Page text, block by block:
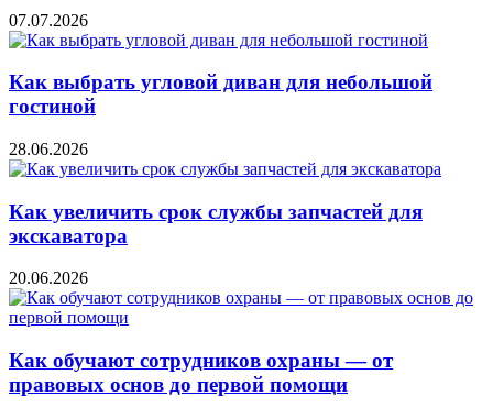
07.07.2026
Как выбрать угловой диван для небольшой
гостиной
28.06.2026
Как увеличить срок службы запчастей для
экскаватора
20.06.2026
Как обучают сотрудников охраны — от
правовых основ до первой помощи